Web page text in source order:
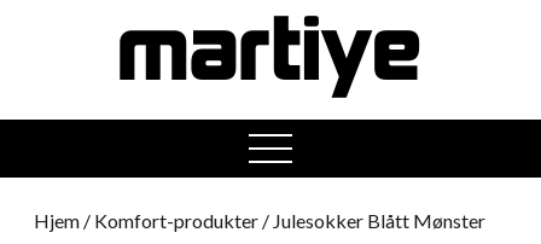
open
menu
Hjem / Komfort-produkter / Julesokker Blått Mønster